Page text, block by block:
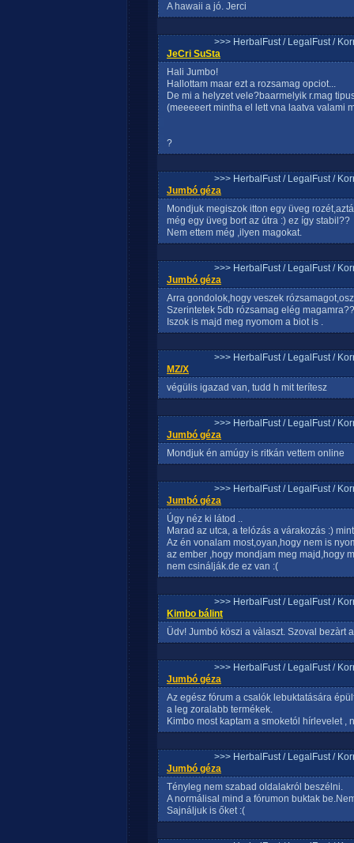
A hawaii a jó. Jerci
>>> HerbalFust / LegalFust /
JeCri SuSta
Hali Jumbo!
Hallottam maar ezt a rozsamag opciot...
De mi a helyzet vele?baarmelyik r.mag
(meeeeert mintha el lett vna laatva valami
?
>>> HerbalFust / LegalFust /
Jumbó géza
Mondjuk megiszok itton egy üveg
még egy üveg bort az útra :) ez így stabil??
Nem ettem még ,ilyen magokat.
>>> HerbalFust / LegalFust /
Jumbó géza
Arra gondolok,hogy veszek
Szerintetek 5db rózsamag elég magamra??
Iszok is majd meg nyomom a biot is .
>>> HerbalFust / LegalFust /
MZ/X
végülis igazad van, tudd h mit terítesz
>>> HerbalFust / LegalFust /
Jumbó géza
Mondjuk én amúgy is ritkán vettem online
>>> HerbalFust / LegalFust /
Jumbó géza
Úgy néz ki látod ..
Marad az utca, a telózás a várakozás :)
Az én vonalam most,oyan,hogy nem is
az ember ,hogy mondjam meg majd,hogy
nem csinálják.de ez van :(
>>> HerbalFust / LegalFust /
Kimbo bálint
Üdv! Jumbó köszi a vàlaszt. Szoval bezàrt
>>> HerbalFust / LegalFust /
Jumbó géza
Az egész fórum a csalók lebuktatására
a leg zoralabb termékek.
Kimbo most kaptam a smoketól hírlevelet ,
>>> HerbalFust / LegalFust /
Jumbó géza
Tényleg nem szabad oldalakról beszélni.
A normálisal mind a fórumon buktak
Sajnáljuk is őket :(